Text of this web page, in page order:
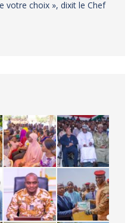
votre choix », dixit le Chef